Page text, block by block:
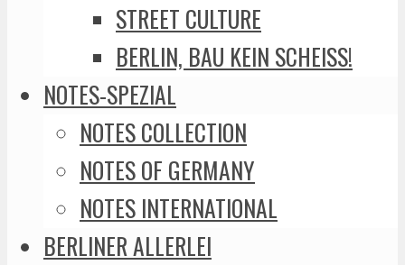
STREET CULTURE
BERLIN, BAU KEIN SCHEISS!
NOTES-SPEZIAL
NOTES COLLECTION
NOTES OF GERMANY
NOTES INTERNATIONAL
BERLINER ALLERLEI